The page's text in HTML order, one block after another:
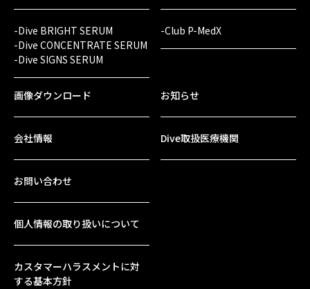
-Dive BRIGHT SERUM
-Dive CONCENTRATE SERUM
-Dive SIGNS SERUM
-Club P-MedX
画像ダウンロード
会社情報
お知らせ
Dive取扱医療機関
お問い合わせ
個人情報の取り扱いについて
カスタマーハラスメントに対
する基本方針